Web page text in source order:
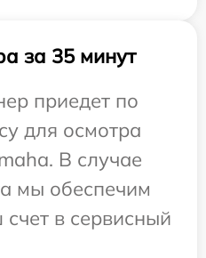
за 35 минут
приедет по
для осмотра
В случае
мы обеспечим
в сервисный